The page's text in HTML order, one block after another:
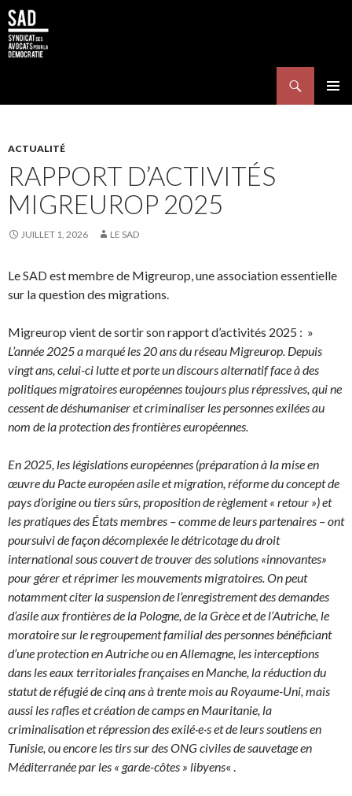
ACTUALITÉ
RAPPORT D’ACTIVITÉS
MIGREUROP 2025
JUILLET 1, 2026 LE SAD
Le SAD est membre de Migreurop, une association essentielle
sur la question des migrations.
Migreurop vient de sortir son rapport d’activités 2025 : »
L’année 2025 a marqué les 20 ans du réseau Migreurop. Depuis
vingt ans, celui-ci lutte et porte un discours alternatif face à des
politiques migratoires européennes toujours plus répressives, qui ne
cessent de déshumaniser et criminaliser les personnes exilées au
nom de la protection des frontières européennes.
En 2025, les législations européennes (préparation à la mise en
œuvre du Pacte européen asile et migration, réforme du concept de
pays d’origine ou tiers sûrs, proposition de règlement « retour ») et
les pratiques des États membres – comme de leurs partenaires – ont
poursuivi de façon décomplexée le détricotage du droit
international sous couvert de trouver des solutions «innovantes»
pour gérer et réprimer les mouvements migratoires. On peut
notamment citer la suspension de l’enregistrement des demandes
d’asile aux frontières de la Pologne, de la Grèce et de l’Autriche, le
moratoire sur le regroupement familial des personnes bénéficiant
d’une protection en Autriche ou en Allemagne, les interceptions
dans les eaux territoriales françaises en Manche, la réduction du
statut de réfugié de cinq ans à trente mois au Royaume-Uni, mais
aussi les rafles et création de camps en Mauritanie, la
criminalisation et répression des exilé·e·s et de leurs soutiens en
Tunisie, ou encore les tirs sur des ONG civiles de sauvetage en
Méditerranée par les « garde-côtes » libyens« .